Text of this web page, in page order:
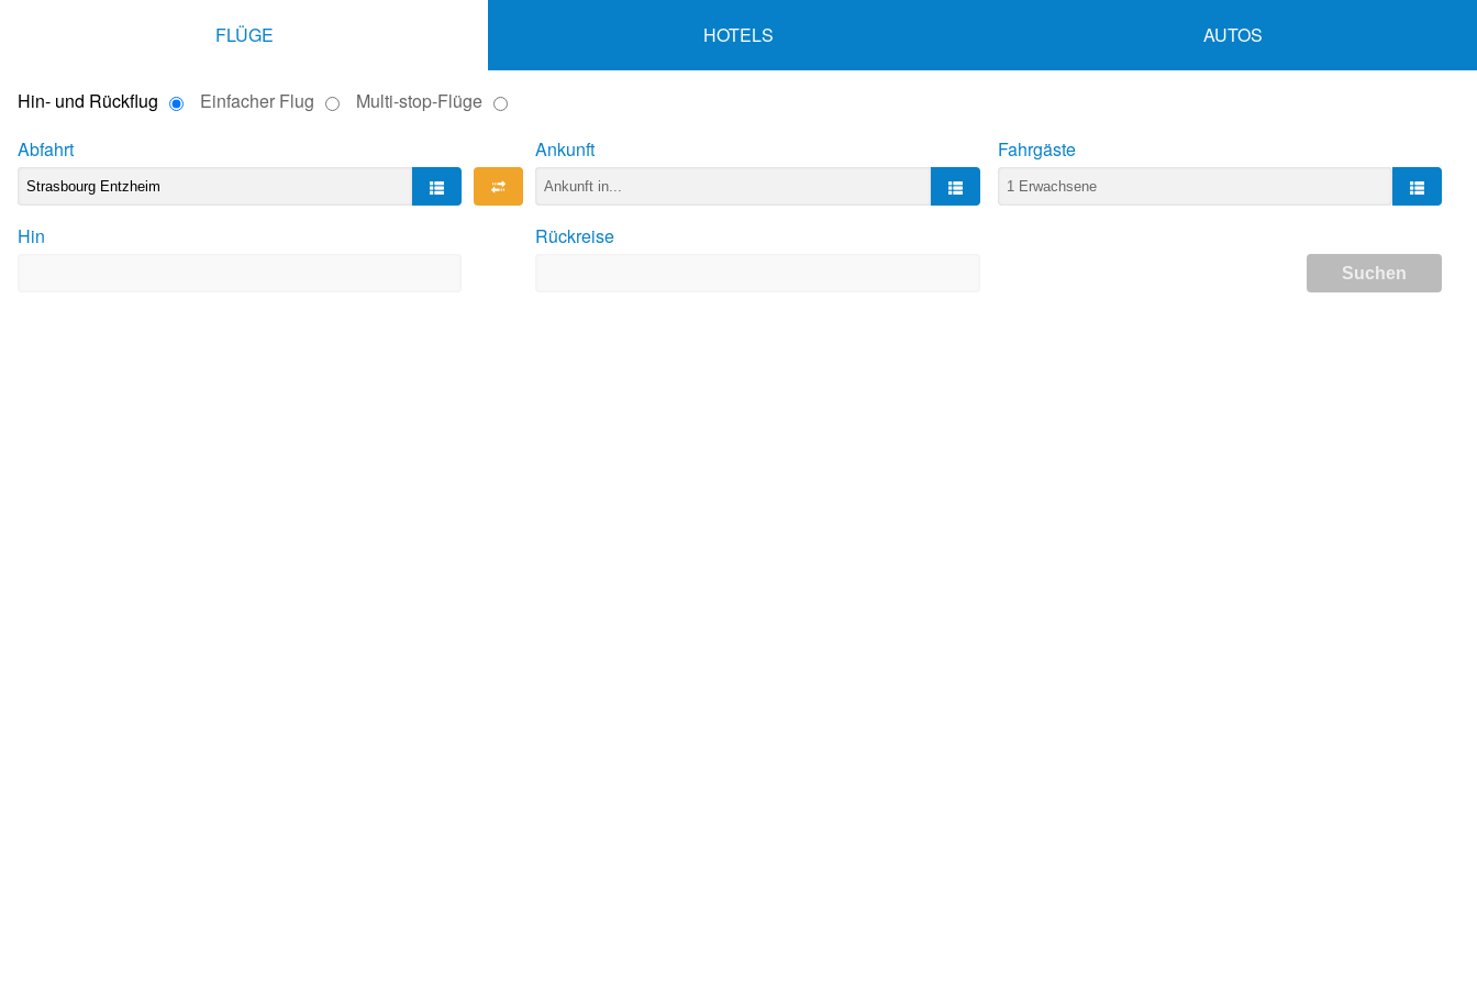
FLÜGE HOTELS AUTOS
Hin- und Rückflug Einfacher Flug
Multi-stop-Flüge
Abfahrt
Ankunft
Hin Rückreise
Fahrgäste
Suchen